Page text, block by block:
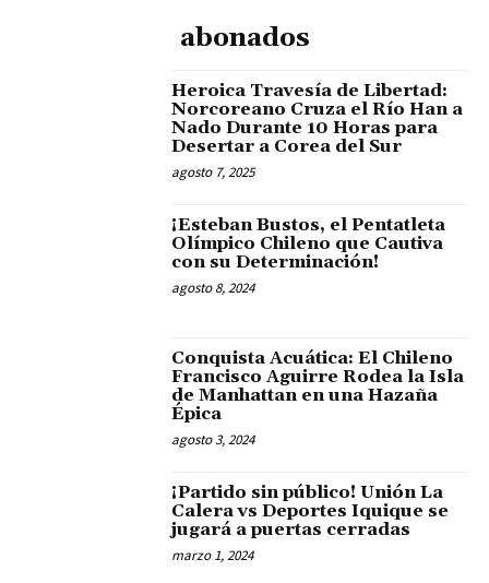
abonados
Heroica Travesía de Libertad:
Norcoreano Cruza el Río Han a
Nado Durante 10 Horas para
Desertar a Corea del Sur
agosto 7, 2025
¡Esteban Bustos, el Pentatleta
Olímpico Chileno que Cautiva
con su Determinación!
agosto 8, 2024
Conquista Acuática: El Chileno
Francisco Aguirre Rodea la Isla
de Manhattan en una Hazaña
Épica
agosto 3, 2024
¡Partido sin público! Unión La
Calera vs Deportes Iquique se
jugará a puertas cerradas
marzo 1, 2024